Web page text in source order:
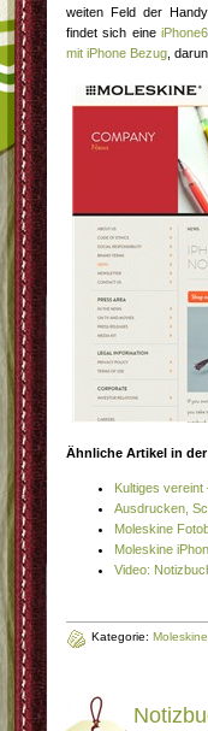
weiten Feld der
findet sich eine
mit iPhone Bezug ,
Ähnliche Artikel in
Kultiges vereint
Ausdrucken,
Moleskine
Moleskine
Video:
Kategorie: Moleskine